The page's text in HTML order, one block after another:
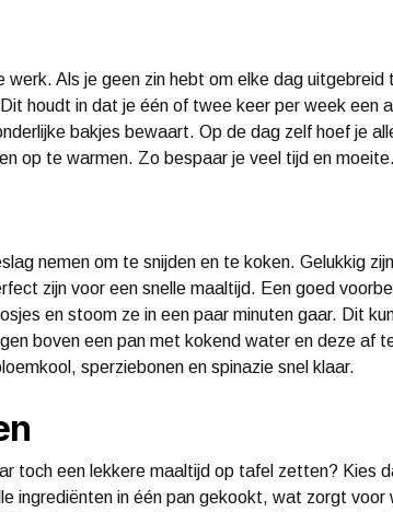
werk. Als je geen zin hebt om elke dag uitgebreid
houdt in dat je één of twee keer per week een
bakjes bewaart. Op de dag zelf hoef je
op te warmen. Zo bespaar je veel tijd en moeite.
nemen om te snijden en te koken. Gelukkig
zijn voor een snelle maaltijd. Een goed
en stoom ze in een paar minuten gaar. Dit
boven een pan met kokend water en deze af
sperziebonen en spinazie snel klaar.
toch een lekkere maaltijd op tafel zetten? Kies
ingrediënten in één pan gekookt, wat zorgt voor